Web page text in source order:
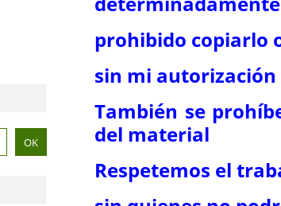
prohibido copiarlo
sin mi autorización
También se
del material
Respetemos el